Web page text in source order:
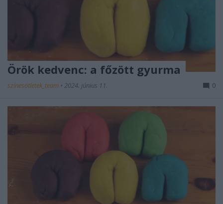
Örök kedvenc: a főzött gyurma
színesötletek_team • 2024. június 11. 0